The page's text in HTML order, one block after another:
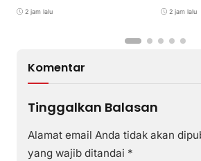
2 jam lalu 2 jam lalu
Komentar
Tinggalkan Balasan
Alamat email Anda tidak akan
yang wajib ditandai *